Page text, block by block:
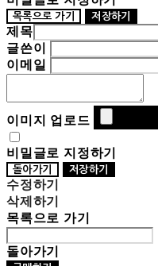
목록으로 가기 저장하기
제목
글쓴이
이메일
이미지 업로드
비밀글로 지정하기
돌아가기 저장하기
수정하기
삭제하기
목록으로 가기
돌아가기